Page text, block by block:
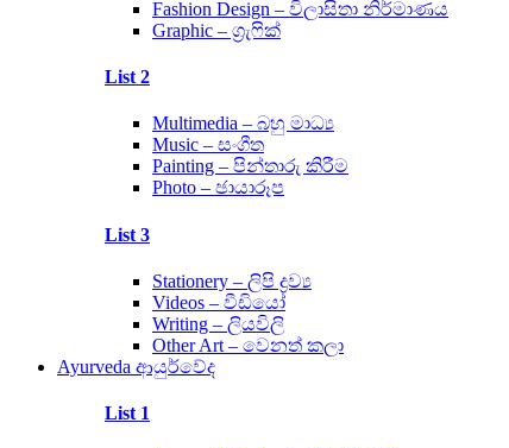
Fashion Design – විලාසිතා නිර්මාණය
Graphic – ග්‍රැෆික්
List 2
Multimedia – බහු මාධ්‍ය
Music – සංගීත
Painting – පින්තාරු කිරීම
Photo – ඡායාරූප
List 3
Stationery – ලිපි ද්‍රව්‍ය
Videos – වීඩියෝ
Writing – ලියවිලි
Other Art – වෙනත් කලා
Ayurveda ආයුර්වේද
List 1